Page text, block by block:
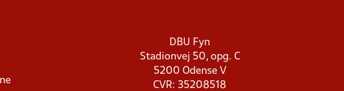
DBU Fyn
Stadionvej 50, opg. C
5200 Odense V
CVR: 35208518